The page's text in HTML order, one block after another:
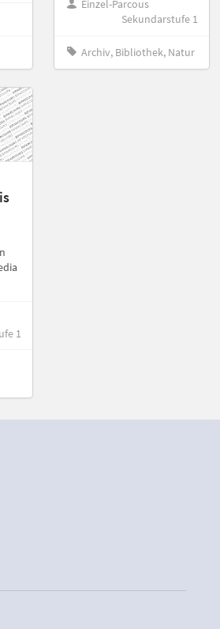
Einzel-Parcous
Sekundarstufe 1
Archiv, Bibliothek, Natur
1